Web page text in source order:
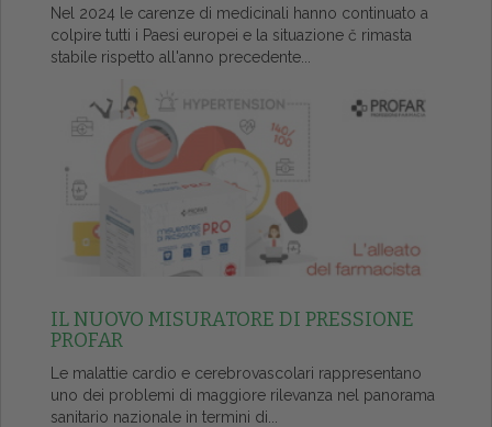
Nel 2024 le carenze di medicinali hanno continuato a
colpire tutti i Paesi europei e la situazione č rimasta
stabile rispetto all'anno precedente...
IL NUOVO MISURATORE DI PRESSIONE
PROFAR
Le malattie cardio e cerebrovascolari rappresentano
uno dei problemi di maggiore rilevanza nel panorama
sanitario nazionale in termini di...